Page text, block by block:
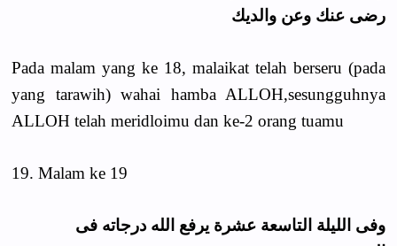
رضى عنك وعن والديك
Pada malam yang ke 18, malaikat telah berseru (pada
yang tarawih) wahai hamba ALLOH,sesungguhnya
ALLOH telah meridloimu dan ke-2 orang tuamu
19. Malam ke 19
وفى الليلة التاسعة عشرة يرفع الله درجاته فى